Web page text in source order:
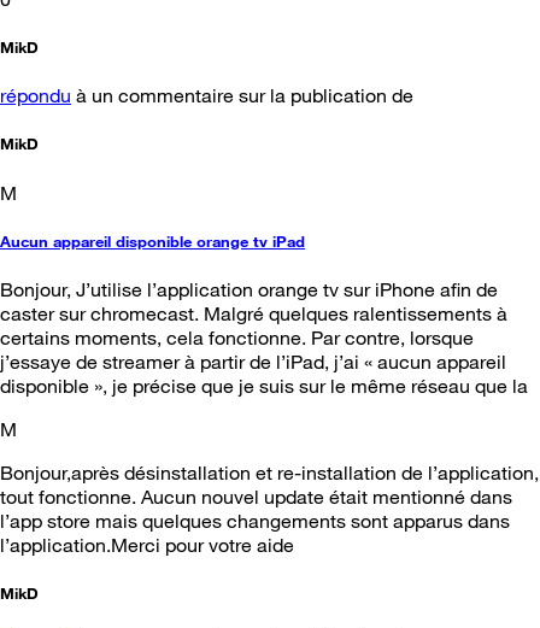
MikD
répondu à un commentaire sur la publication de
MikD
M
Aucun appareil disponible orange tv iPad
Bonjour, J’utilise l’application orange tv sur iPhone afin de
caster sur chromecast. Malgré quelques ralentissements à
certains moments, cela fonctionne. Par contre, lorsque
j’essaye de streamer à partir de l’iPad, j’ai « aucun appareil
disponible », je précise que je suis sur le même réseau que la
M
Bonjour,après désinstallation et re-installation de l’application,
tout fonctionne. Aucun nouvel update était mentionné dans
l’app store mais quelques changements sont apparus dans
l’application.Merci pour votre aide
MikD